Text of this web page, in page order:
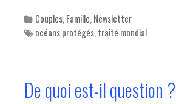
Categories
Couples, Famille, Newsletter
Tags
océans protégés, traité mondial
De quoi est-il question ?